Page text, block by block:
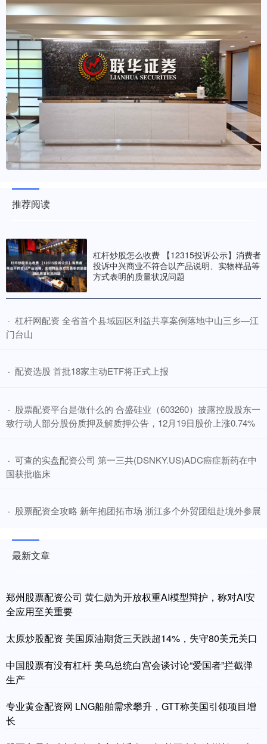
推荐阅读
杠杆炒股怎么收费 【12315投诉公示】消费者
投诉中兴商业不符合以产品说明、实物样品等
方式表明的质量状况问题
· ​杠杆网配资 全省首个县域园区利益共享案例落地中山三乡—江
门台山
· ​配资选股 首批18家主动ETF将正式上报
· ​股票配资平台是做什么的 合盛硅业（603260）披露控股股东一
致行动人部分股份质押及解质押公告，12月19日股价上涨0.74%
· ​可查的实盘配资公司 第一三共(DSNKY.US)ADC癌症新药在中
国获批临床
· ​股票配资全攻略 新年抱团拓市场 浙江多个外贸团组赴境外参展
最新文章
郑州股票配资公司 黄仁勋为开放权重AI模型辩护，称对AI安
全应用至关重要
太原炒股配资 美国原油期货三天跌超14%，失守80美元关口
中国股票有没有杠杆 美乌总统白宫会谈讨论“爱国者”拦截弹
生产
专业黄金配资网 LNG船舶需求攀升，GTT称美国引领项目增
长